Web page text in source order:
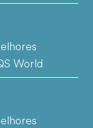
World